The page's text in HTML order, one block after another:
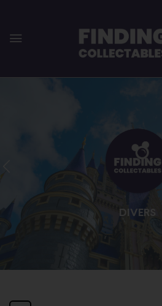
DIVERS